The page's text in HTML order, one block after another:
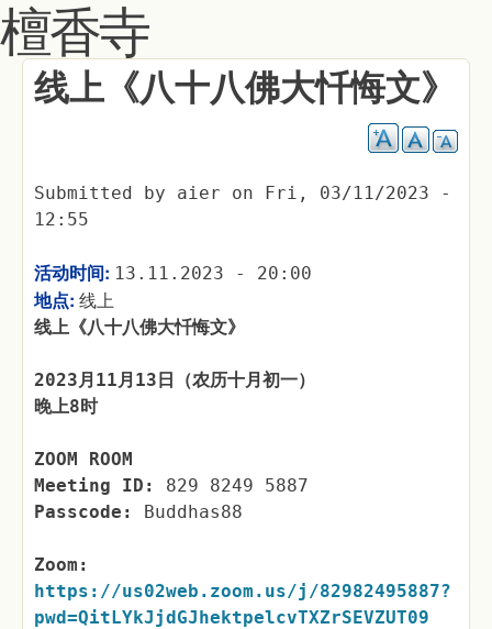
檀香寺
线上《八十八佛大忏悔文》
Submitted by aier on Fri, 03/11/2023 -
12:55
活动时间: 13.11.2023 - 20:00
地点: 线上
线上《八十八佛大忏悔文》
2023月11月13日（农历十月初一）
晚上8时
ZOOM ROOM
Meeting ID:
829 8249 5887
Passcode: Buddhas88
Zoom:
https://us02web.zoom.us/j/82982495887?
pwd=QitLYkJjdGJhektpelcvTXZrSEVZUT09